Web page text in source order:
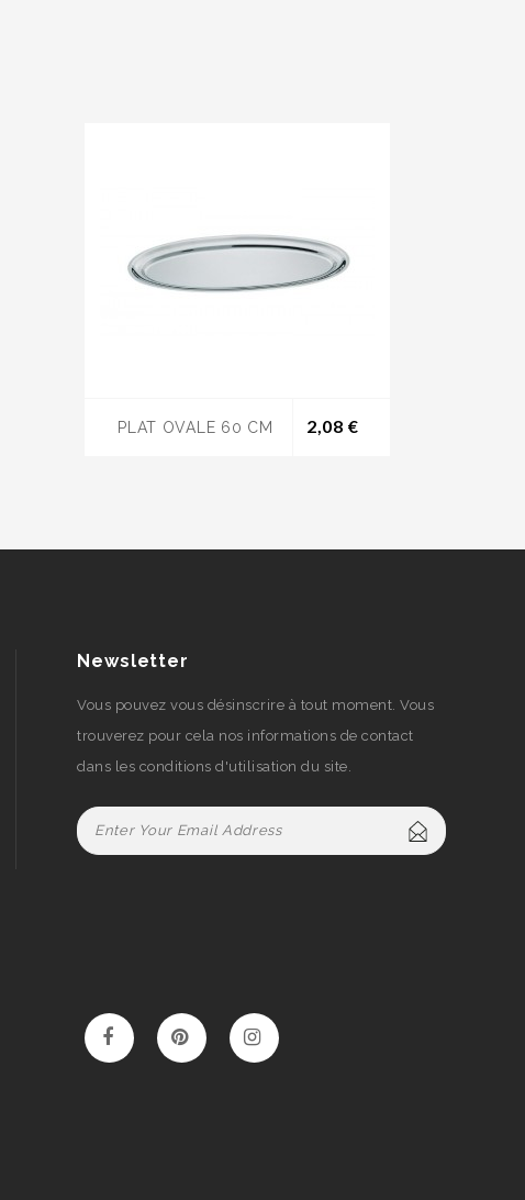
PLAT OVALE 60 CM 2,08 €Prix
Newsletter
Vous pouvez vous désinscrire à tout moment. Vous
trouverez pour cela nos informations de contact
dans les conditions d'utilisation du site.